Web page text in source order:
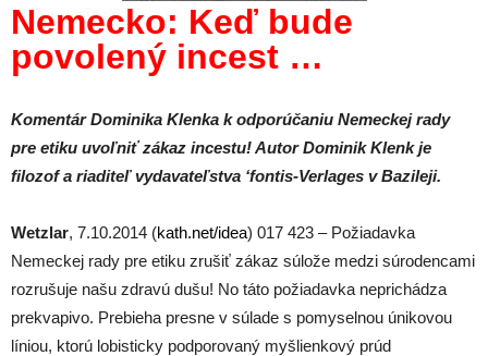
Nemecko: Keď bude
povolený incest …
Komentár Dominika Klenka k odporúčaniu Nemeckej rady
pre etiku uvoľniť zákaz incestu!Autor Dominik Klenk je
filozof a riaditeľ vydavateľstva ‘fontis-Verlages v Bazileji.
Wetzlar, 7.10.2014 (kath.net/idea) 017 423 – Požiadavka
Nemeckej rady pre etiku zrušiť zákaz súlože medzi súrodencami
rozrušuje našu zdravú dušu! No táto požiadavka neprichádza
prekvapivo. Prebieha presne v súlade s pomyselnou únikovou
líniou, ktorú lobisticky podporovaný myšlienkový prúd